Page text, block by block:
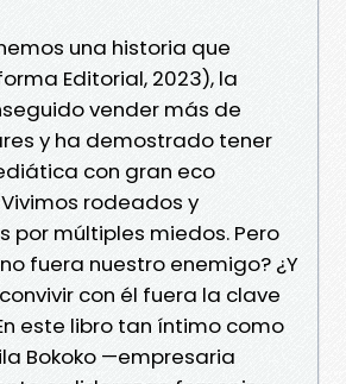
una historia que
Editorial, 2023), la
vender más de
y ha demostrado tener
con gran eco
rodeados y
por múltiples miedos. Pero
fuera nuestro enemigo? ¿Y
con él fuera la clave
este libro tan íntimo como
Bokoko —empresaria